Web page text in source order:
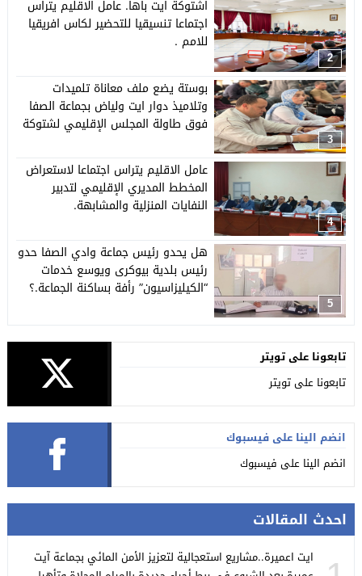
2
اشتوكة ايت باها. عامل الاقليم يتراس
اجتماعا تنسيقيا للتحضير لكاس افريقيا
للامم .
3
بوستة يضع ملف معاناة تلميدات
وتلاميذ دوار ايت ولياض بجماعة الصفا
فوق طاولة المجلس الإقليمي لشتوكة
الازمة
4
عامل الاقليم يتراس اجتماعا لاستعراض
المخطط المديري الإقليمي لتدبير
النفايات المنزلية والمشابهة.
5
هل يحدو رئيس جماعة وادي الصفا حدو
رئيس بلدية بيوكرى ويوسع خدمات
“الكيليزاسيون” رأفة بساكنة الجماعة.؟
تابعونا على تويتر
تابعونا على تويتر
انضم الينا على فيسبوك
انضم الينا على فيسبوك
احدث المقالات
ايت اعميرة..مشاريع استعجالية لتعزيز الأمن المائي بجماعة آيت